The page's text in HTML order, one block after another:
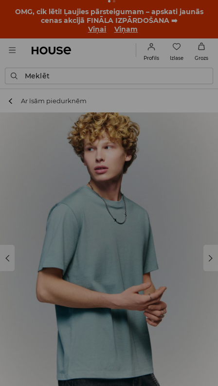
BACK TO SCHOOL📒Labākie stāsti sākas vēl pirms
pirmā zvana. Sāc jauno mācību gadu ar jaunu stilu!
Viņai
Viņam
Profils Izlase Grozs
Meklēt
Ar īsām piedurknēm